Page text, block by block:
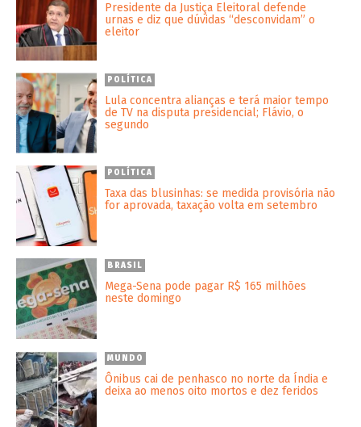
Presidente da Justiça Eleitoral defende
urnas e diz que dúvidas “desconvidam” o
eleitor
POLÍTICA
Lula concentra alianças e terá maior tempo
de TV na disputa presidencial; Flávio, o
segundo
POLÍTICA
Taxa das blusinhas: se medida provisória não
for aprovada, taxação volta em setembro
BRASIL
Mega-Sena pode pagar R$ 165 milhões
neste domingo
MUNDO
Ônibus cai de penhasco no norte da Índia e
deixa ao menos oito mortos e dez feridos